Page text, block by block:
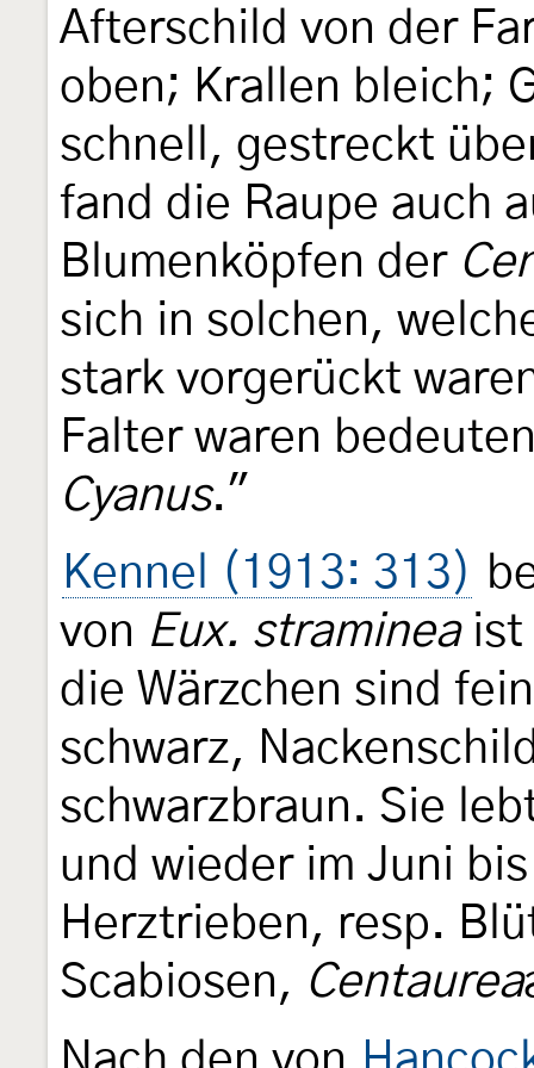
Afterschild von der
oben; Krallen bleich;
schnell, gestreckt
fand die Raupe auch
Blumenköpfen der
sich in solchen,
stark vorgerückt
Falter waren
Cyanus."
Kennel (1913: 313)
von Eux. stramineaist
die Wärzchen sind
schwarz,
schwarzbraun. Sie
und wieder im Juni
Herztrieben, resp.
Scabiosen, Centaurea